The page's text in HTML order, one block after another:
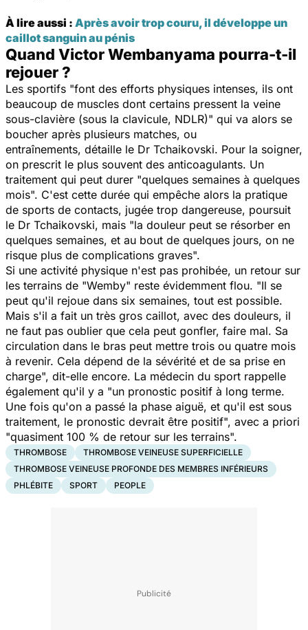
À lire aussi : Après avoir trop couru, il développe un
caillot sanguin au pénis
Quand Victor Wembanyama pourra-t-il
rejouer ?
Les sportifs "font des efforts physiques intenses, ils ont
beaucoup de muscles dont certains pressent la veine
sous-clavière (sous la clavicule, NDLR)" qui va alors se
boucher après plusieurs matches, ou
entraînements, détaille le Dr Tchaikovski. Pour la soigner,
on prescrit le plus souvent des anticoagulants. Un
traitement qui peut durer "quelques semaines à quelques
mois". C'est cette durée qui empêche alors la pratique
de sports de contacts, jugée trop dangereuse, poursuit
le Dr Tchaikovski, mais "la douleur peut se résorber en
quelques semaines, et au bout de quelques jours, on ne
risque plus de complications graves".
Si une activité physique n'est pas prohibée, un retour sur
les terrains de "Wemby" reste évidemment flou. "Il se
peut qu'il rejoue dans six semaines, tout est possible.
Mais s'il a fait un très gros caillot, avec des douleurs, il
ne faut pas oublier que cela peut gonfler, faire mal. Sa
circulation dans le bras peut mettre trois ou quatre mois
à revenir. Cela dépend de la sévérité et de sa prise en
charge", dit-elle encore. La médecin du sport rappelle
également qu'il y a "un pronostic positif à long terme.
Une fois qu'on a passé la phase aiguë, et qu'il est sous
traitement, le pronostic devrait être positif", avec a priori
"quasiment 100 % de retour sur les terrains".
THROMBOSE
THROMBOSE VEINEUSE SUPERFICIELLE
THROMBOSE VEINEUSE PROFONDE DES MEMBRES INFÉRIEURS
PHLÉBITE
SPORT PEOPLE